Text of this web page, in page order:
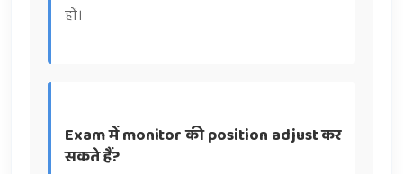
हों।
Exam में monitor की position adjust कर
सकते हैं?